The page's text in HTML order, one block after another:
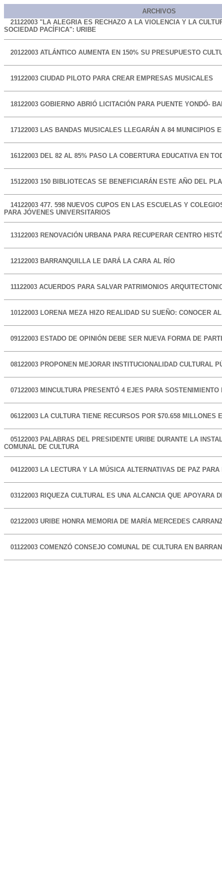
ARCHIVOS
21122003 "LA ALEGRIA ES RECHAZO A LA VIOLENCIA Y LA
SOCIEDAD PACÍFICA": URIBE
20122003 ATLÁNTICO AUMENTA EN 150% SU PRESUPUESTO
19122003 CIUDAD PILOTO PARA CREAR EMPRESAS MUSICALES
18122003 GOBIERNO ABRIÓ LICITACIÓN PARA PUENTE YONDÓ-
17122003 LAS BANDAS MUSICALES LLEGARÁN A 84 MUNICIPIOS
16122003 DEL 82 AL 85% PASO LA COBERTURA EDUCATIVA EN
15122003 150 BIBLIOTECAS SE BENEFICIARÁN ESTE AÑO DEL
14122003 477. 598 NUEVOS CUPOS EN LAS ESCUELAS Y
PARA JÓVENES UNIVERSITARIOS
13122003 RENOVACIÓN URBANA PARA RECUPERAR CENTRO
12122003 BARRANQUILLA LE DARÁ LA CARA AL RÍO
11122003 ACUERDOS PARA SALVAR PATRIMONIOS
10122003 LORENA MEZA HIZO REALIDAD SU SUEÑO: CONOCER
09122003 ESTADO DE OPINIÓN DEBE SER NUEVA FORMA DE
08122003 PROPONEN MEJORAR INSTITUCIONALIDAD CULTURAL
07122003 MINCULTURA PRESENTÓ 4 EJES PARA SOSTENIMIENTO
06122003 LA CULTURA TIENE RECURSOS POR $70.658 MILLONES
05122003 PALABRAS DEL PRESIDENTE URIBE DURANTE LA
COMUNAL DE CULTURA
04122003 LA LECTURA Y LA MÚSICA ALTERNATIVAS DE PAZ PARA
03122003 RIQUEZA CULTURAL ES UNA ALCANCIA QUE APOYARA
02122003 URIBE HONRA MEMORIA DE MARÍA MERCEDES
01122003 COMENZÓ CONSEJO COMUNAL DE CULTURA EN